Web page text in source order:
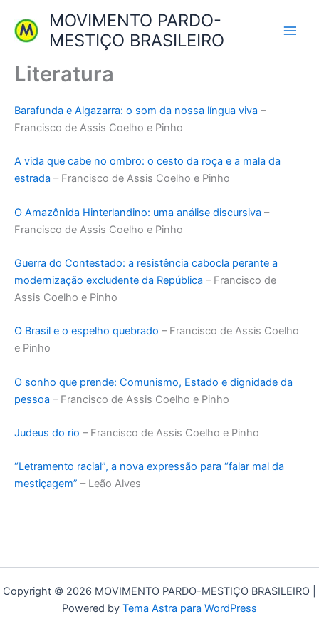
para
conteúdo
MOVIMENTO PARDO-
MESTIÇO BRASILEIRO
Literatura
Barafunda e Algazarra: o som da nossa língua viva –
Francisco de Assis Coelho e Pinho
A vida que cabe no ombro: o cesto da roça e a mala da
estrada – Francisco de Assis Coelho e Pinho
O Amazônida Hinterlandino: uma análise discursiva –
Francisco de Assis Coelho e Pinho
Guerra do Contestado: a resistência cabocla perante a
modernização excludente da República – Francisco de
Assis Coelho e Pinho
O Brasil e o espelho quebrado – Francisco de Assis Coelho
e Pinho
O sonho que prende: Comunismo, Estado e dignidade da
pessoa – Francisco de Assis Coelho e Pinho
Judeus do rio – Francisco de Assis Coelho e Pinho
“Letramento racial”, a nova expressão para “falar mal da
mestiçagem” – Leão Alves
Copyright © 2026 MOVIMENTO PARDO-MESTIÇO BRASILEIRO |
Powered by Tema Astra para WordPress